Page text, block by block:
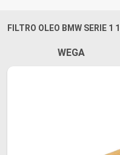
FILTRO OLEO BMW SERIE 1
WEGA